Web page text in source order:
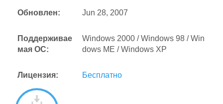
Обновлен: Jun 28, 2007
Поддерживае
мая ОС:
Windows 2000 / Windows 98 / Win
dows ME / Windows XP
Лицензия: Бесплатно